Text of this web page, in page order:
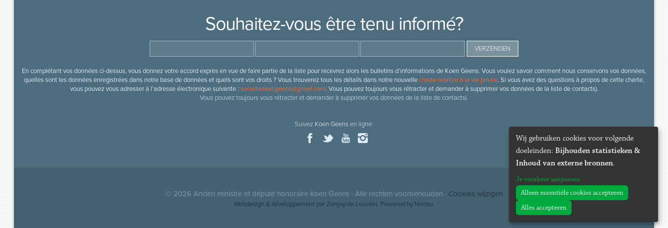
Souhaitez-vous être tenu informé?
En complétant vos données ci-dessus, vous donnez votre accord exprès en vue de faire partie de la liste pour recevrez alors les bulletins d’informations de Koen Geens. Vous voulez savoir comment nous conservons vos données,
quelles sont les données enregistrées dans notre base de données et quels sont vos droits ? Vous trouverez tous les détails dans notre nouvellecharte relative à la vie privée. Si vous avez des questions à propos de cette charte,
vous pouvez vous adresser à l’adresse électronique suivante : secretariaat.geens@gmail.com. Vous pouvez toujours vous rétracter et demander à supprimer vos données de la liste de contacts).
Vous pouvez toujours vous rétracter et demander à supprimer vos données de la liste de contacts).
Suivez Koen Geensen ligne:
© 2026 Ancien ministre et député honoraire Koen Geens · Alle rechten voorbehouden · Cookies wijzigen
Webdesign & développement par Zenjoy de Louvain. Powered by Nimbu.
Wij gebruiken cookies voor volgende
doeleinden: Bijhouden statistieken &
Inhoud van externe bronnen.
Je voorkeur aanpassen
Alleen essentiële cookies accepteren
Alles accepteren